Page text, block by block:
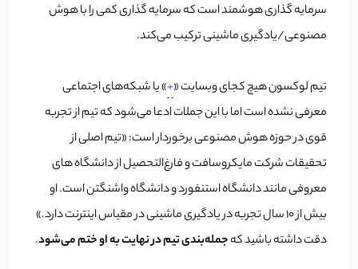
سرمایه گذاری هوشمند است که سرمایه گذاری کمی را با هوش
مصنوعی/یادگیری ماشینی ترکیب می‌کند.
تیم لوکسون هیچ کجای وبسایت «+» یا شبکه‌های اجتماعی
معرفی نشده است اما با این جملات ادعا می‌شود که تیم از تجربه
قوی در حوزه هوش مصنوعی برخوردار است: «تیم اصلی از
تحقیقات شرکت مایکروسافت و فارغ‌التحصیل از دانشگاه های
معروفی مانند دانشگاه استنفورد و دانشگاه واشنگتن است. او
بیش از 10 سال تجربه در یادگیری ماشینی در مقیاس اینترنت دارد.»
دقت داشته باشید کهجمله‌بندی تیم در نهایت به او ختم می‌شود.